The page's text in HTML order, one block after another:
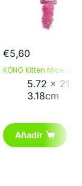
€5,60
KONG Kitten Mice 2pk
5.72 x
3.18cm
Añadir